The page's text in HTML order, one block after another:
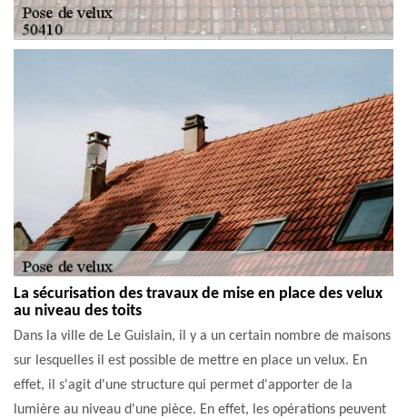
La sécurisation des travaux de mise en place des velux
au niveau des toits
Dans la ville de Le Guislain, il y a un certain nombre de maisons
sur lesquelles il est possible de mettre en place un velux. En
effet, il s'agit d'une structure qui permet d'apporter de la
lumière au niveau d'une pièce. En effet, les opérations peuvent